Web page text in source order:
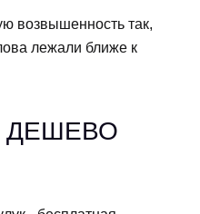
возвышенность так,
лежали ближе к
ДЕШЕВО